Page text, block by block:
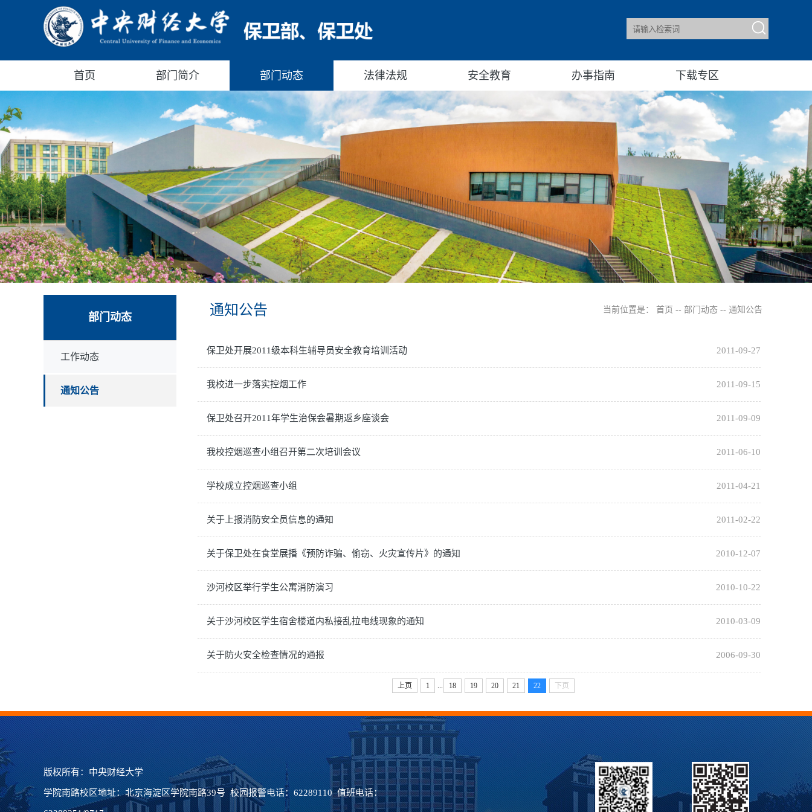
首页 部门简介 部门动态 法律法规 安全教育 办事指南 下载专区
部门动态
工作动态
通知公告
通知公告 当前位置是： 首页 -- 部门动态 -- 通知公告
2011-09-27
保卫处开展2011级本科生辅导员安全教育培训活动
2011-09-15
我校进一步落实控烟工作
2011-09-09
保卫处召开2011年学生治保会暑期返乡座谈会
2011-06-10
我校控烟巡查小组召开第二次培训会议
2011-04-21
学校成立控烟巡查小组
2011-02-22
关于上报消防安全员信息的通知
2010-12-07
关于保卫处在食堂展播《预防诈骗、偷窃、火灾宣传片》的通知
2010-10-22
沙河校区举行学生公寓消防演习
2010-03-09
关于沙河校区学生宿舍楼道内私接乱拉电线现象的通知
2006-09-30
关于防火安全检查情况的通报
上页 1 18 19 20 21 22 下页
版权所有：中央财经大学
学院南路校区地址：北京海淀区学院南路39号 校园报警电话：62289110 值班电话：